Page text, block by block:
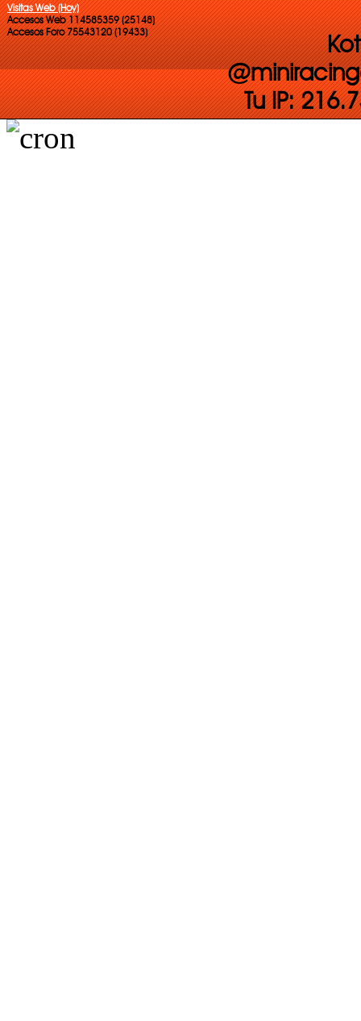
Visitas Web (Hoy)
Accesos Web 114585359 (25148)
Accesos Foro 75543120 (19433)
Tu IP: